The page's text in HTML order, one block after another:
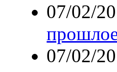
07/02/
07/02/